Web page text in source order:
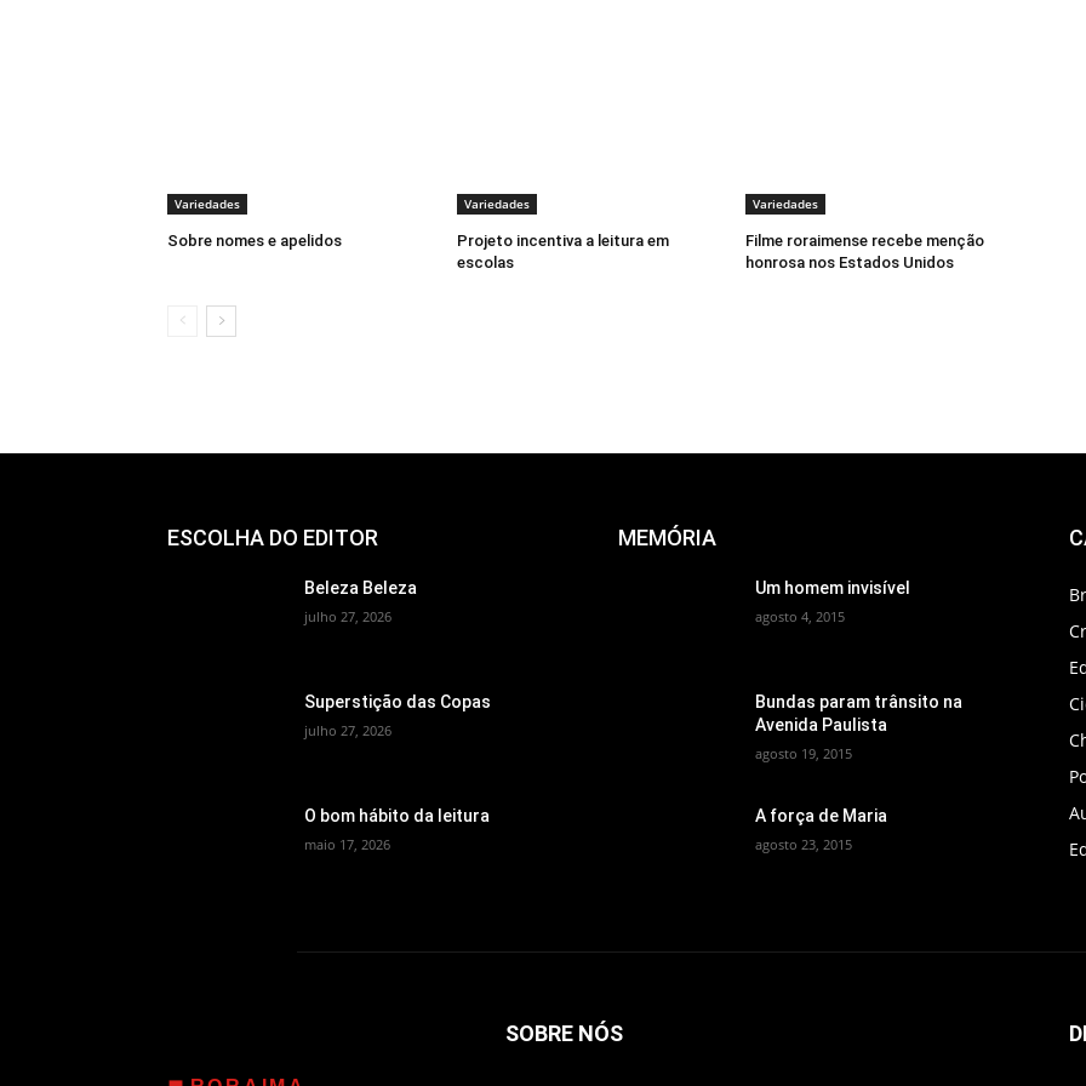
Variedades
Sobre nomes e apelidos
Variedades
Projeto incentiva a leitura em
escolas
Variedades
Filme roraimense recebe menção
honrosa nos Estados Unidos
ESCOLHA DO EDITOR
Beleza Beleza
julho 27, 2026
Superstição das Copas
julho 27, 2026
O bom hábito da leitura
maio 17, 2026
MEMÓRIA
Um homem invisível
agosto 4, 2015
Bundas param trânsito na
Avenida Paulista
agosto 19, 2015
A força de Maria
agosto 23, 2015
SOBRE NÓS